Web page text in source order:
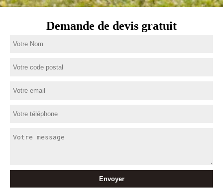
Demande de devis gratuit